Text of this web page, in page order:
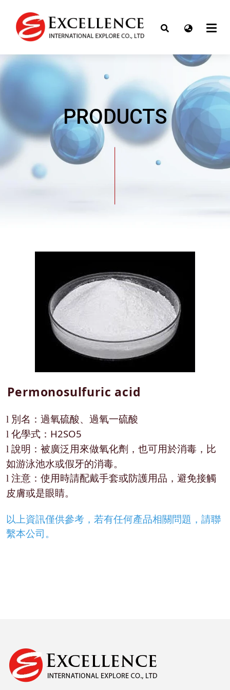
PRODUCTS
Permonosulfuric acid
l 別名：過氧硫酸、過氧一硫酸
l 化學式：H2SO5
l 說明：被廣泛用來做氧化劑，也可用於消毒，比
如游泳池水或假牙的消毒。
l 注意：使用時請配戴手套或防護用品，避免接觸
皮膚或是眼睛。
以上資訊僅供參考，若有任何產品相關問題，請聯
繫本公司。